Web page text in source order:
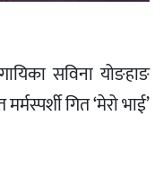
सविना योङहाङ
गित ‘मेरो भाई’